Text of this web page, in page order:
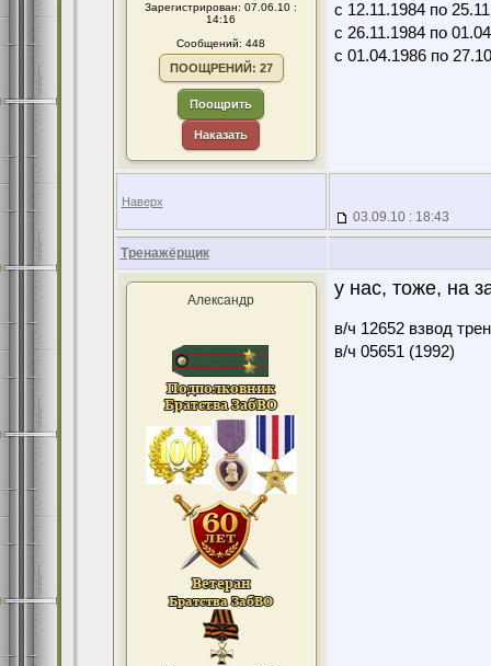
Зарегистрирован: 07.06.10 :
14:16
Сообщений: 448
ПООЩРЕНИЙ: 27
Поощрить
Наказать
с 12.11.1984 по
с 26.11.1984 по
с 01.04.1986 по
Наверх
03.09.10 : 18:43
Тренажёрщик
Александр
у нас, тоже, на
в/ч 12652 взвод
в/ч 05651 (1992)